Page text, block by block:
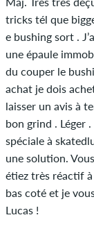
personne
tricks tél que
e bushing sort .
une épaule
du couper le
achat je dois
laisser un avis à
bon grind . Léger
spéciale à
une solution.
étiez très réactif à
bas coté et je
Lucas !